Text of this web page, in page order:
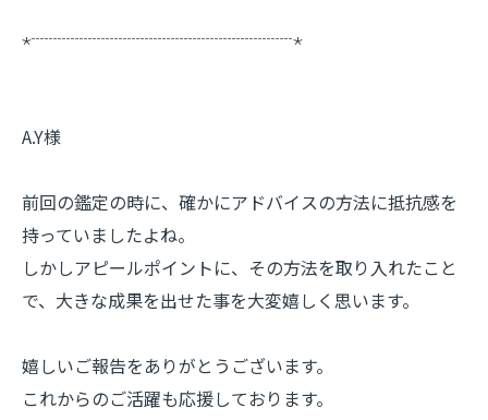
⋆┈┈┈┈┈┈┈┈┈┈┈┈┈┈┈⋆
A.Y様
前回の鑑定の時に、確かにアドバイスの方法に抵抗感を
持っていましたよね。
しかしアピールポイントに、その方法を取り入れたこと
で、大きな成果を出せた事を大変嬉しく思います。
嬉しいご報告をありがとうございます。
これからのご活躍も応援しております。